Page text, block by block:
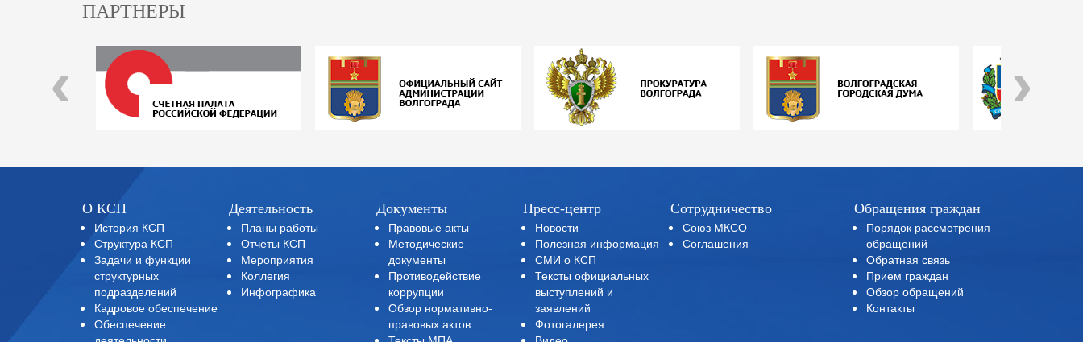
ПАРТНЕРЫ
‹ ›
О КСП
История КСП
Структура КСП
Задачи и функции
структурных
подразделений
Кадровое обеспечение
Обеспечение
Деятельность
Планы работы
Отчеты КСП
Мероприятия
Коллегия
Инфографика
Документы
Правовые акты
Методические
документы
Противодействие
коррупции
Обзор нормативно-
правовых актов
Пресс-центр
Новости
Полезная информация
СМИ о КСП
Тексты официальных
выступлений и
заявлений
Фотогалерея
Сотрудничество
Союз МКСО
Соглашения
Обращения граждан
Порядок рассмотрения
обращений
Обратная связь
Прием граждан
Обзор обращений
Контакты